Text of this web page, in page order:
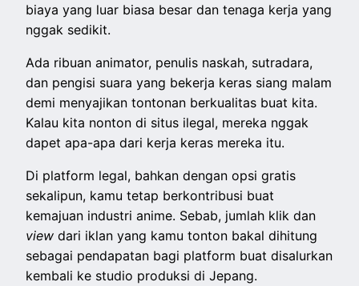
biaya yang luar biasa besar dan tenaga kerja yang
nggak sedikit.
Ada ribuan animator, penulis naskah, sutradara,
dan pengisi suara yang bekerja keras siang malam
demi menyajikan tontonan berkualitas buat kita.
Kalau kita nonton di situs ilegal, mereka nggak
dapet apa-apa dari kerja keras mereka itu.
Di platform legal, bahkan dengan opsi gratis
sekalipun, kamu tetap berkontribusi buat
kemajuan industri anime. Sebab, jumlah klik dan
view dari iklan yang kamu tonton bakal dihitung
sebagai pendapatan bagi platform buat disalurkan
kembali ke studio produksi di Jepang.